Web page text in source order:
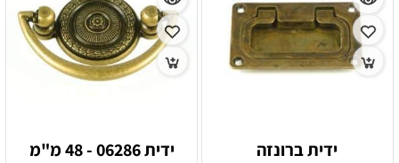
ידית ברונזה
ידית 06286 - 48 מ"מ